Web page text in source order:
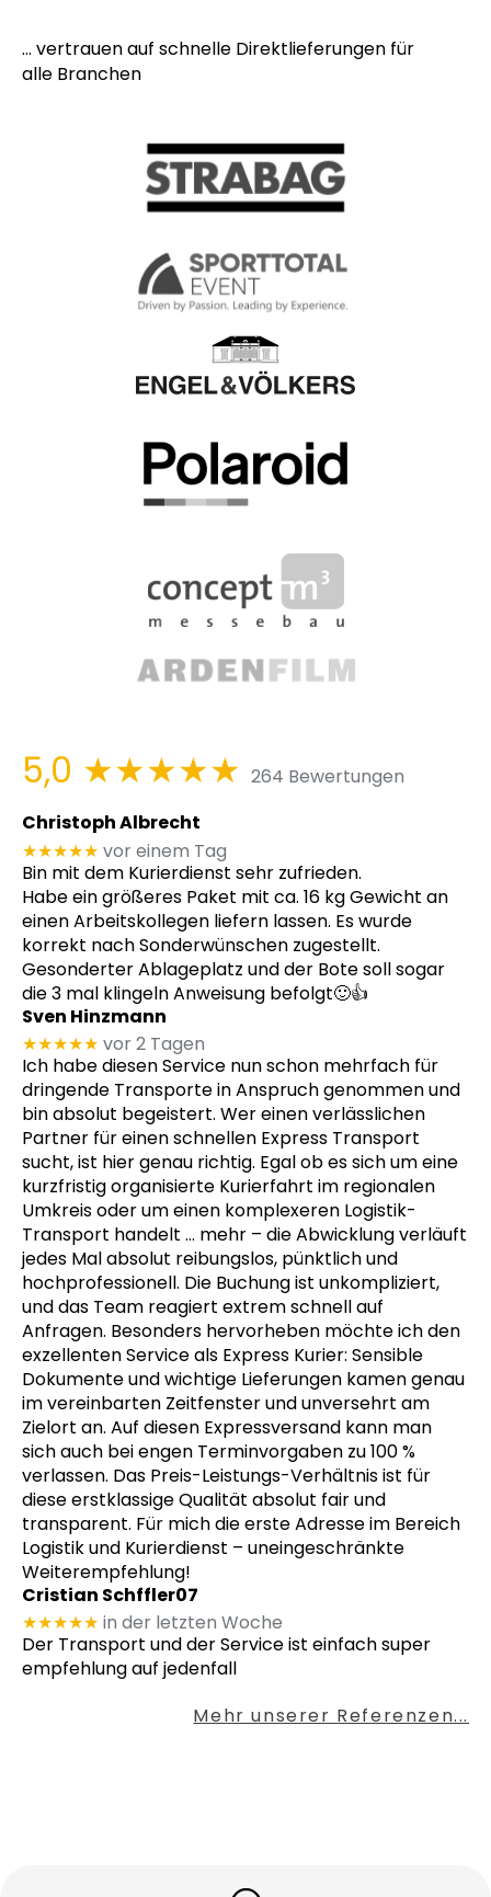
... vertrauen auf schnelle Direktlieferungen für
alle Branchen
5,0 ★★★★★ 264 Bewertungen
Christoph Albrecht
★★★★★ vor einem Tag
Bin mit dem Kurierdienst sehr zufrieden.
Habe ein größeres Paket mit ca. 16 kg Gewicht an
einen Arbeitskollegen liefern lassen. Es wurde
korrekt nach Sonderwünschen zugestellt.
Gesonderter Ablageplatz und der Bote soll sogar
die 3 mal klingeln Anweisung befolgt🙂👍
Sven Hinzmann
★★★★★ vor 2 Tagen
Ich habe diesen Service nun schon mehrfach für
dringende Transporte in Anspruch genommen und
bin absolut begeistert. Wer einen verlässlichen
Partner für einen schnellen Express Transport
sucht, ist hier genau richtig. Egal ob es sich um eine
kurzfristig organisierte Kurierfahrt im regionalen
Umkreis oder um einen komplexeren Logistik-
Transport handelt … mehr – die Abwicklung verläuft
jedes Mal absolut reibungslos, pünktlich und
hochprofessionell. Die Buchung ist unkompliziert,
und das Team reagiert extrem schnell auf
Anfragen. Besonders hervorheben möchte ich den
exzellenten Service als Express Kurier: Sensible
Dokumente und wichtige Lieferungen kamen genau
im vereinbarten Zeitfenster und unversehrt am
Zielort an. Auf diesen Expressversand kann man
sich auch bei engen Terminvorgaben zu 100 %
verlassen. Das Preis-Leistungs-Verhältnis ist für
diese erstklassige Qualität absolut fair und
transparent. Für mich die erste Adresse im Bereich
Logistik und Kurierdienst – uneingeschränkte
Weiterempfehlung!
Cristian Schffler07
★★★★★ in der letzten Woche
Der Transport und der Service ist einfach super
empfehlung auf jedenfall
Mehr unserer Referenzen...